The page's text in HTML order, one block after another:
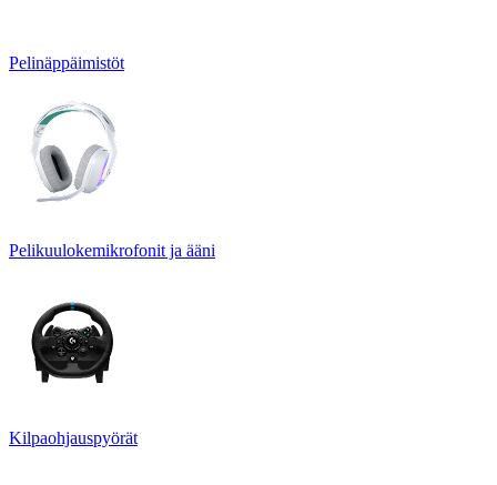
Pelinäppäimistöt
Pelikuulokemikrofonit ja ääni
Kilpaohjauspyörät